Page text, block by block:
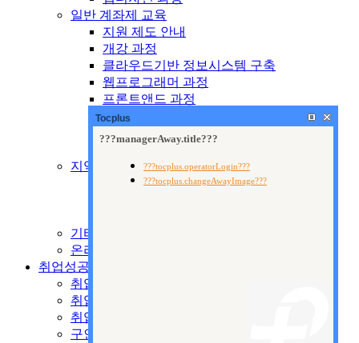
일반 계좌제 교육
지원 제도 안내
개강 과정
클라우드기반 정보시스템 구축
웹프로그래머 과정
프론트앤드 과정
웹퍼블리셔 과정
웹디자인 과정
출판 기획 및 편집
지역산업맞춤형교육
제도 안내
기타 국비교육
온라인 수강신청
취업성공지원센터
취업지원시스템
취업안내
취업자료실
구인공고
Tocplus